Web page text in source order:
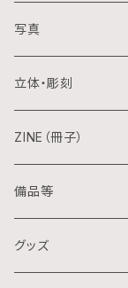
アクリル画
日本画
水彩画
クレパス画
水墨画
銅版画
木版画
シルクスクリーン
リトグラフ
デジタル
写真
立体・彫刻
陶芸
金属
石
ZINE（冊子）
備品等
グッズ